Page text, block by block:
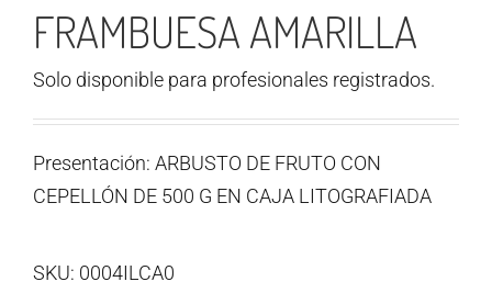
FRAMBUESA AMARILLA
Solo disponible para profesionales registrados.
Presentación: ARBUSTO DE FRUTO CON
CEPELLÓN DE 500 G EN CAJA LITOGRAFIADA
SKU: 0004ILCA0